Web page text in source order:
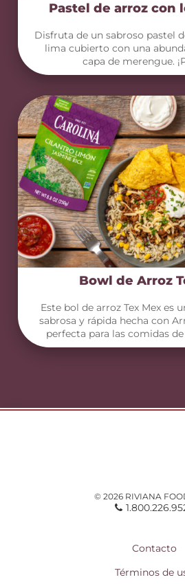
Pastel de arroz con
Disfruta de un sabroso pastel
lima cubierto con una
capa de merengue.
Bowl de Arroz
Este bol de arroz Tex Mex es
sabrosa y rápida hecha con
perfecta para las comidas
© 2026 RIVIANA
Contacto
Términos de